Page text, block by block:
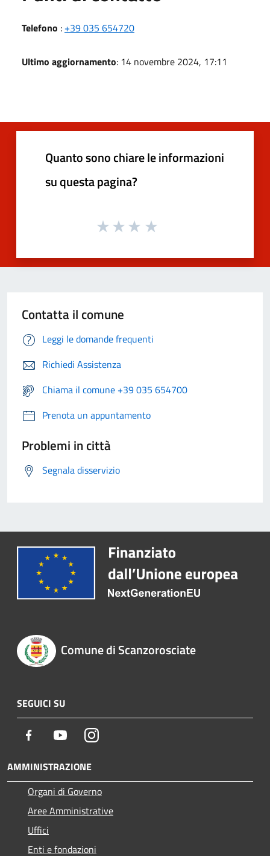
Telefono : +39 035 654720
Ultimo aggiornamento: 14 novembre 2024, 17:11
Quanto sono chiare le informazioni
su questa pagina?
Contatta il comune
Leggi le domande frequenti
Richiedi Assistenza
Chiama il comune +39 035 654700
Prenota un appuntamento
Problemi in città
Segnala disservizio
Comune di Scanzorosciate
SEGUICI SU
Facebook YoutubeInstagram
AMMINISTRAZIONE
Organi di Governo
Aree Amministrative
Uffici
Enti e fondazioni